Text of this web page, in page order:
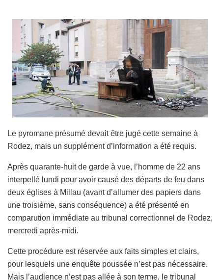
Le pyromane présumé devait être jugé cette semaine à
Rodez, mais un supplément d’information a été requis.
Après quarante-huit de garde à vue, l’homme de 22 ans
interpellé lundi pour avoir causé des départs de feu dans
deux églises à Millau (avant d’allumer des papiers dans
une troisième, sans conséquence) a été présenté en
comparution immédiate au tribunal correctionnel de Rodez,
mercredi après-midi.
Cette procédure est réservée aux faits simples et clairs,
pour lesquels une enquête poussée n’est pas nécessaire.
Mais l’audience n’est pas allée à son terme, le tribunal